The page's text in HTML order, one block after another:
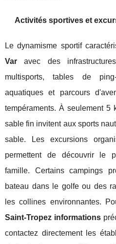
Activités sportives et
Le dynamisme sportif
Var avec des
multisports, tables de
aquatiques et parcours
tempéraments. À seulement 5
sable fin invitent aux sports
sable. Les excursions
permettent de découvrir le
famille. Certains campings
bateau dans le golfe ou des
les collines environnantes.
Saint-Tropez informations
contactez directement les